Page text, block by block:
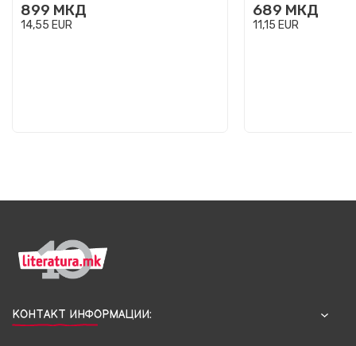
899 МКД
14,55 EUR
689 МКД
11,15 EUR
КОНТАКТ ИНФОРМАЦИИ: